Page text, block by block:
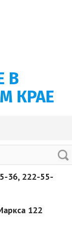
В
КРАЕ
36, 222-55-
122